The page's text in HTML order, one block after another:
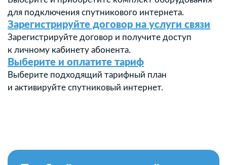
для подключения спутникового интернета.
Зарегистрируйте договор на услуги связи
Зарегистрируйте договор и получите доступ
к личному кабинету абонента.
Выберите и оплатите тариф
Выберите подходящий тарифный план
и активируйте спутниковый интернет.